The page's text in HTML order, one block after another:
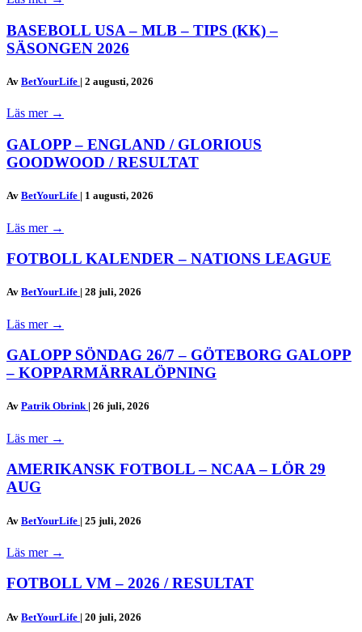
BASEBOLL USA – MLB – TIPS (KK) –
SÄSONGEN 2026
Av BetYourLife | 2 augusti, 2026
Läs mer →
GALOPP – ENGLAND / GLORIOUS
GOODWOOD / RESULTAT
Av BetYourLife | 1 augusti, 2026
Läs mer →
FOTBOLL KALENDER – NATIONS LEAGUE
Av BetYourLife | 28 juli, 2026
Läs mer →
GALOPP SÖNDAG 26/7 – GÖTEBORG GALOPP
– KOPPARMÄRRALÖPNING
Av Patrik Obrink | 26 juli, 2026
Läs mer →
AMERIKANSK FOTBOLL – NCAA – LÖR 29
AUG
Av BetYourLife | 25 juli, 2026
Läs mer →
FOTBOLL VM – 2026 / RESULTAT
Av BetYourLife | 20 juli, 2026